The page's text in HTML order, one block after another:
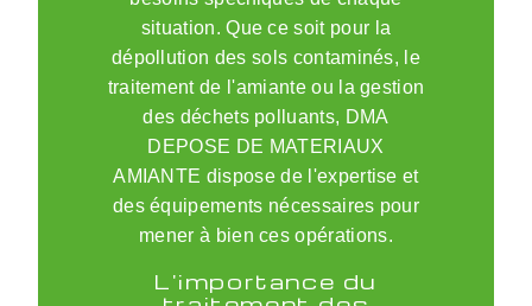
situation. Que ce soit pour la
dépollution des sols contaminés, le
traitement de l'amiante ou la gestion
des déchets polluants, DMA
DEPOSE DE MATERIAUX
AMIANTE dispose de l'expertise et
des équipements nécessaires pour
mener à bien ces opérations.
L'importance du